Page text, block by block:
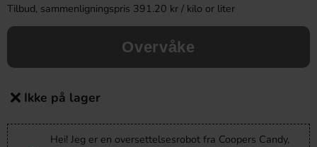
Tilbud, sammenligningspris 391.20 kr / kilo or liter
Overvåke
Ikke på lager
Hei! Jeg er en oversettelsesrobot fra Coopers Candy,